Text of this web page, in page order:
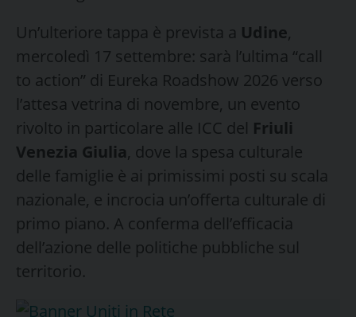
Un’ulteriore tappa è prevista a Udine,
mercoledì 17 settembre: sarà l’ultima “call
to action” di Eureka Roadshow 2026 verso
l’attesa vetrina di novembre, un evento
rivolto in particolare alle ICC del Friuli
Venezia Giulia, dove la spesa culturale
delle famiglie è ai primissimi posti su scala
nazionale, e incrocia un’offerta culturale di
primo piano. A conferma dell’efficacia
dell’azione delle politiche pubbliche sul
territorio.